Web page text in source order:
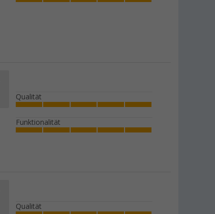
Qualität
Funktionalität
Qualität